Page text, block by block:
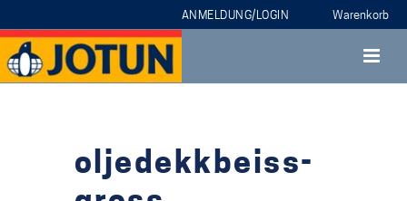
ANMELDUNG/LOGIN
oljedekkbeiss-